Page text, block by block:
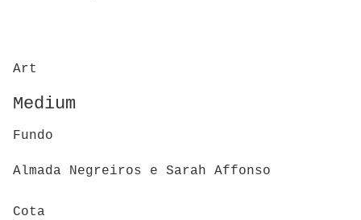
Art
Medium
Fundo
Almada Negreiros e Sarah Affonso
Cota